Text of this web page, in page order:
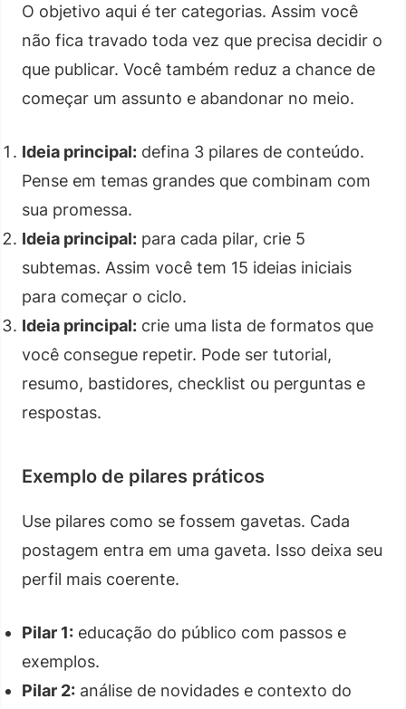
O objetivo aqui é ter categorias. Assim você
não fica travado toda vez que precisa decidir o
que publicar. Você também reduz a chance de
começar um assunto e abandonar no meio.
Ideia principal: defina 3 pilares de conteúdo.
Pense em temas grandes que combinam com
sua promessa.
Ideia principal: para cada pilar, crie 5
subtemas. Assim você tem 15 ideias iniciais
para começar o ciclo.
Ideia principal: crie uma lista de formatos que
você consegue repetir. Pode ser tutorial,
resumo, bastidores, checklist ou perguntas e
respostas.
Exemplo de pilares práticos
Use pilares como se fossem gavetas. Cada
postagem entra em uma gaveta. Isso deixa seu
perfil mais coerente.
Pilar 1: educação do público com passos e
exemplos.
Pilar 2: análise de novidades e contexto do